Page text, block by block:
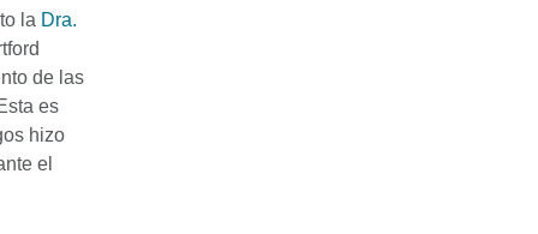
la Dra.
de las
es
hizo
el